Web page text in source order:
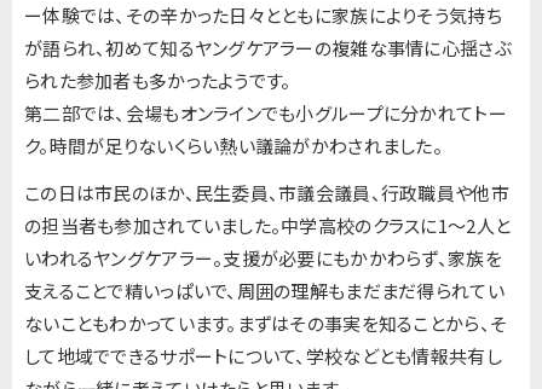
ー体験では、その辛かった日々とともに家族によりそう気持ち
が語られ、初めて知るヤングケアラーの複雑な事情に心揺さぶ
られた参加者も多かったようです。
第二部では、会場もオンラインでも小グループに分かれてトー
ク。時間が足りないくらい熱い議論がかわされました。
この日は市民のほか、民生委員、市議会議員、行政職員や他市
の担当者も参加されていました。中学高校のクラスに1～2人と
いわれるヤングケアラー。支援が必要にもかかわらず、家族を
支えることで精いっぱいで、周囲の理解もまだまだ得られてい
ないこともわかっています。まずはその事実を知ることから、そ
して地域でできるサポートについて、学校などとも情報共有し